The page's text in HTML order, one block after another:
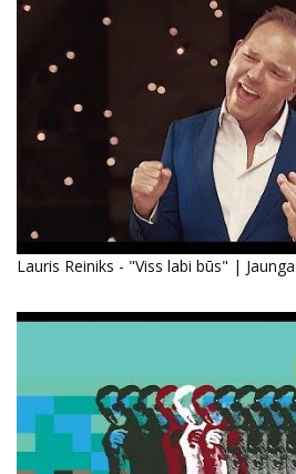
Lauris Reiniks - "Viss labi būs" |